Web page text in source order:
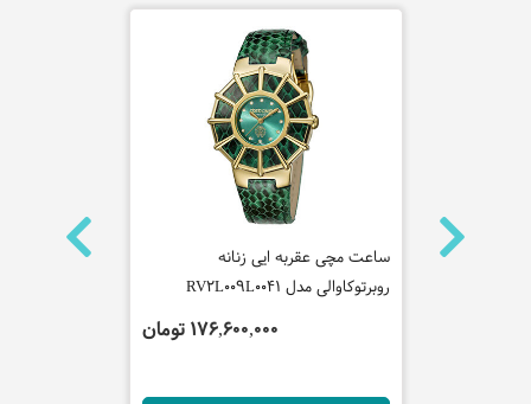
ساعت مچی
ساعت مچی عقربه ایی زنانه
روبرتوکاوالی مدل RV2L009L0041
176,600,000 تومان